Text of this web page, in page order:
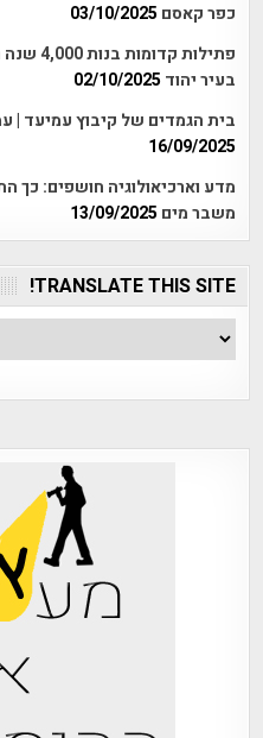
כפר קאסם 03/10/2025
בעיר יהוד 02/10/2025
בית הגמדים של קיבוץ עמיעד
16/09/2025
מדע וארכיאולוגיה חושפים: כך
משבר מים 13/09/2025
TRANSLATE THIS SITE!